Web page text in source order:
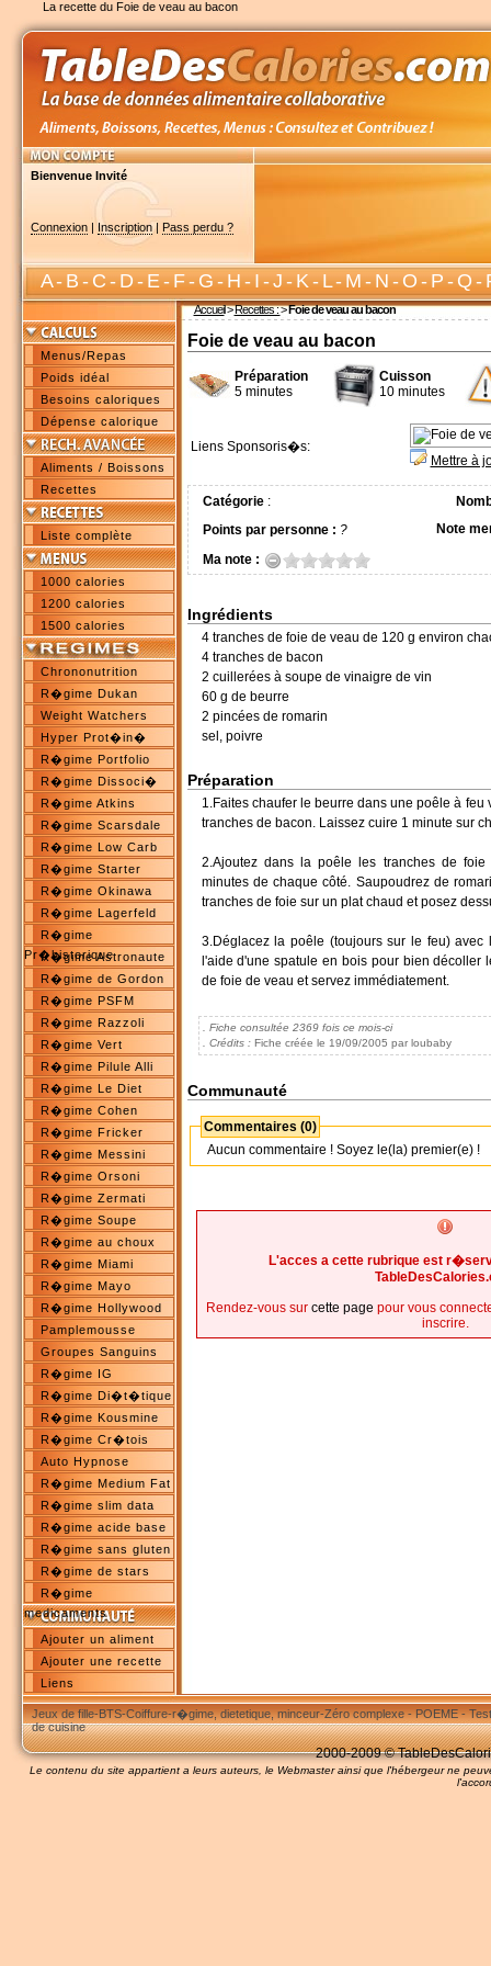
La recette du Foie de veau au bacon
Bienvenue Invité
Connexion| Inscription| Pass perdu ?
A-B-C-D-E-F-G-H-I-J-K-L-M-N-O-P-Q-
Accueil>Recettes :>Foie de veau au bacon
Menus/Repas
Poids idéal
Besoins caloriques
Dépense calorique
Aliments / Boissons
Recettes
Liste complète
1000 calories
1200 calories
1500 calories
Chrononutrition
R�gime Dukan
Weight Watchers
Hyper Prot�in�
R�gime Portfolio
R�gime Dissoci�
R�gime Atkins
R�gime Scarsdale
R�gime Low Carb
R�gime Starter
R�gime Okinawa
R�gime Lagerfeld
R�gime
Pr�historique
R�gime Astronaute
R�gime de Gordon
R�gime PSFM
R�gime Razzoli
R�gime Vert
R�gime Pilule Alli
R�gime Le Diet
R�gime Cohen
R�gime Fricker
R�gime Messini
R�gime Orsoni
R�gime Zermati
R�gime Soupe
R�gime au choux
R�gime Miami
R�gime Mayo
R�gime Hollywood
Pamplemousse
Groupes Sanguins
R�gime IG
R�gime Di�t�tique
R�gime Kousmine
R�gime Cr�tois
Auto Hypnose
R�gime Medium Fat
R�gime slim data
R�gime acide base
R�gime sans gluten
R�gime de stars
R�gime
medicaments
Ajouter un aliment
Ajouter une recette
Liens
Foie de veau au bacon
Préparation
5 minutes
Cuisson
10 minutes
Liens Sponsoris�s:
Mettre à
Catégorie:
Points par personne : ?
Note
Ma note :
Ingrédients
4 tranches de foie de veau de 120 g environ
4 tranches de bacon
2 cuillerées à soupe de vinaigre de vin
60 g de beurre
2 pincées de romarin
sel, poivre
Préparation
1.Faites chaufer le beurre dans une poêle à
tranches de bacon. Laissez cuire 1 minute sur
2.Ajoutez dans la poêle les tranches de
minutes de chaque côté. Saupoudrez de
tranches de foie sur un plat chaud et posez
3.Déglacez la poêle (toujours sur le feu)
l'aide d'une spatule en bois pour bien décoller
de foie de veau et servez immédiatement.
. Fiche consultée 2369 fois ce mois-ci
. Crédits :Fiche créée le 19/09/2005 par loubaby
Communauté
Commentaires (0)
Aucun commentaire ! Soyez le(la) premier(e) !
L'acces a cette rubrique est
Rendez-vous sur cette page pour vous
inscrire.
Jeux de fille-BTS-Coiffure-r�gime, dietetique, minceur-Zéro complexe-POEME-
de cuisine
2000-2009 ©
Le contenu du site appartient a leurs auteurs, le Webmaster ainsi que l'hébergeur ne